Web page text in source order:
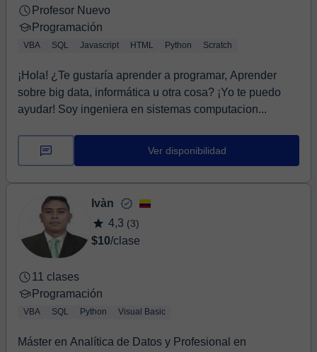
Profesor Nuevo
Programación
VBA SQL Javascript HTML Python Scratch
¡Hola! ¿Te gustaría aprender a programar, Aprender
sobre big data, informática u otra cosa? ¡Yo te puedo
ayudar! Soy ingeniera en sistemas computacion...
Ver disponibilidad
Ivàn
4,3 (3)
$10/clase
11 clases
Programación
VBA SQL Python Visual Basic
Máster en Analítica de Datos y Profesional en